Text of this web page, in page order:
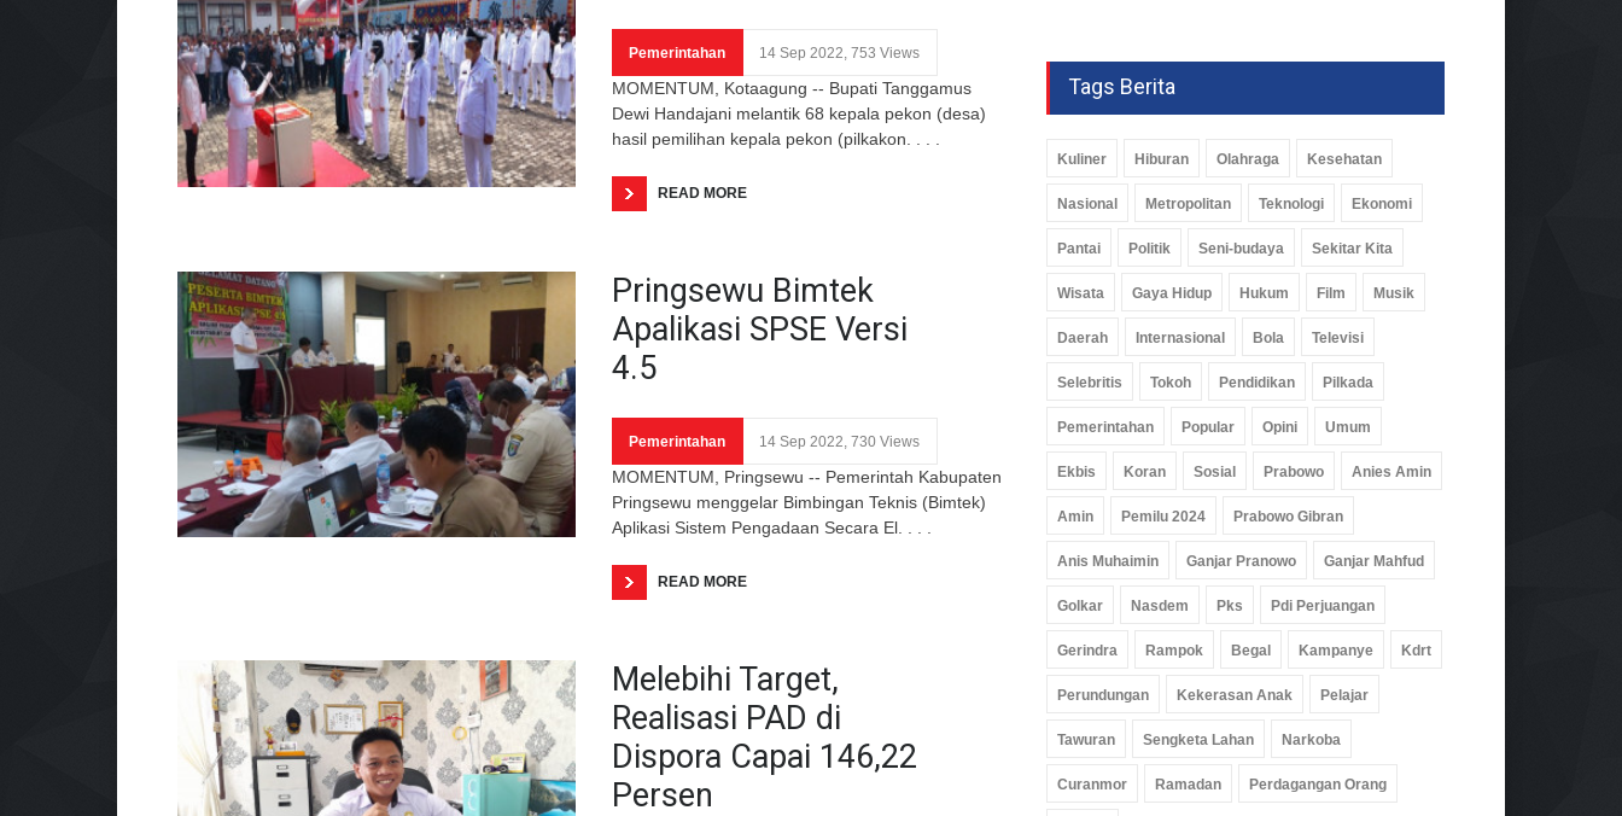
Pemerintahan 14 Sep 2022, 753 Views
MOMENTUM, Kotaagung -- Bupati Tanggamus
Dewi Handajani melantik 68 kepala pekon (desa)
hasil pemilihan kepala pekon (pilkakon. . . .
READ MORE
Pringsewu Bimtek
Apalikasi SPSE Versi
4.5
Pemerintahan 14 Sep 2022, 730 Views
MOMENTUM, Pringsewu -- Pemerintah Kabupaten
Pringsewu menggelar Bimbingan Teknis (Bimtek)
Aplikasi Sistem Pengadaan Secara El. . . .
READ MORE
Melebihi Target,
Realisasi PAD di
Dispora Capai 146,22
Persen
Tags Berita
Kuliner Hiburan Olahraga Kesehatan
Nasional Metropolitan Teknologi Ekonomi
Pantai Politik Seni-budaya Sekitar Kita
Wisata Gaya Hidup Hukum Film Musik
Daerah Internasional Bola Televisi
Selebritis Tokoh Pendidikan Pilkada
Pemerintahan Popular Opini Umum
Ekbis Koran Sosial Prabowo Anies Amin
Amin Pemilu 2024 Prabowo Gibran
Anis Muhaimin Ganjar Pranowo Ganjar Mahfud
Golkar Nasdem Pks Pdi Perjuangan
Gerindra Rampok Begal Kampanye Kdrt
Perundungan Kekerasan Anak Pelajar
Tawuran Sengketa Lahan Narkoba
Curanmor Ramadan Perdagangan Orang